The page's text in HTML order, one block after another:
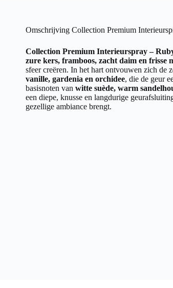
Omschrijving Collection Premium
Collection Premium Interieurspray –
zure kers, framboos, zacht daim en frisse
sfeer creëren. In het hart ontvouwen zich de
vanille, gardenia en orchidee, die de geur
basisnoten van witte suède, warm
een diepe, knusse en langdurige
gezellige ambiance brengt.